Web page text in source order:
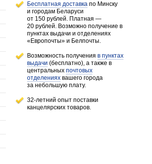
Бесплатная доставка по Минску
и городам Беларуси
от 150 рублей. Платная —
20 рублей. Возможно получение в
пунктах выдачи и отделениях
«Европочты» и Белпочты.
Возможность получения в пунктах
выдачи (бесплатно), а также в
центральных почтовых
отделениях вашего города
за небольшую плату.
32-летний опыт поставки
канцелярских товаров.